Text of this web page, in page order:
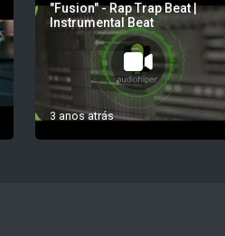
"Fusion" - Rap Trap Beat |
Instrumental Beat
3 anos atrás